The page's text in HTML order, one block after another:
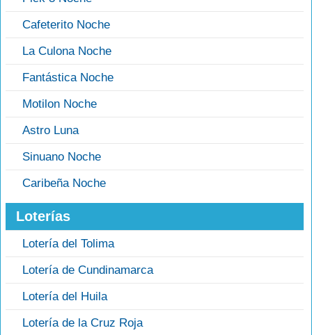
Cafeterito Noche
La Culona Noche
Fantástica Noche
Motilon Noche
Astro Luna
Sinuano Noche
Caribeña Noche
Loterías
Lotería del Tolima
Lotería de Cundinamarca
Lotería del Huila
Lotería de la Cruz Roja